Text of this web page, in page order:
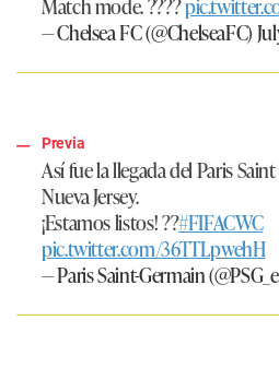
Match mode. ????
— Chelsea FC (@ChelseaFC)
Previa
Así fue la llegada del Paris
Nueva Jersey.
¡Estamos listos! ??#FIFACWC
pic.twitter.com/36TTLpwehH
— Paris Saint-Germain